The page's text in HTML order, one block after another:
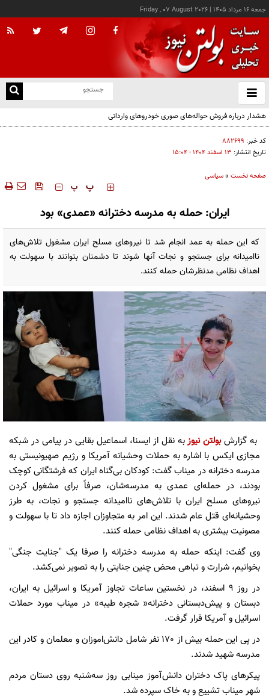
جمعه ۱۶ مرداد ۱۴۰۵ |
Friday , 07 August 2026
باز
و
هشدار درباره فروش حواله‌های صوری خودروهای وارداتی
کد خبر: ۸۸۲۶۹۹
تاریخ انتشار: ۱۳ اسفند ۱۴۰۴ - ۱۵:۰۴
صفحه نخست »سیاسی
‍‍‍ پ پ
ایران: حمله به مدرسه دخترانه «عمدی» بود
که این حمله به عمد انجام شد تا نیروهای مسلح ایران مشغول تلاش‌های
ناامیدانه برای جستجو و نجات آنها شوند تا دشمنان بتوانند با سهولت به
اهداف نظامی مدنظرشان حمله کنند.
به گزارشبولتن نیوزبه نقل از ایسنا، اسماعیل بقایی در پیامی در شبکه
مجازی ایکس با اشاره به حملات وحشیانه آمریکا و رژیم صهیونیستی به
مدرسه دخترانه در میناب گفت: کودکان بی‌گناه ایران که فرشتگانی کوچک
بودند، در حمله‌ای عمدی به مدرسه‌شان، صرفاً برای مشغول کردن
نیروهای مسلح ایران با تلاش‌های ناامیدانه جستجو و نجات، به طرز
وحشیانه‌ای قتل عام شدند. این امر به متجاوزان اجازه داد تا با سهولت و
مصونیت بیشتری به اهداف نظامی حمله کنند.
وی گفت: اینکه حمله به مدرسه دخترانه را صرفا یک "جنایت جنگی"
بخوانیم، شرارت و تباهی محض چنین جنایتی را به تصویر نمی‌کشد.
در روز ۹ اسفند، در نخستین ساعات تجاوز آمریکا و اسرائیل به ایران،
دبستان و پیش‌دبستانی دخترانه« شجره طیبه» در میناب مورد حملات
اسرائیل و آمریکا قرار گرفت.
در پی این حمله بیش از 170 نفر شامل دانش‌اموزان و معلمان و کادر این
مدرسه شهید شدند.
پیکرهای پاک دختران دانش‌آموز مینابی روز سه‌شنبه روی دستان مردم
شهر میناب تشییع و به خاک سپرده شد.